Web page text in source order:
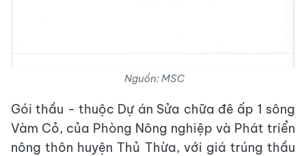
Nguồn: MSC
Gói thầu - thuộc Dự án Sửa chữa đê ấp 1 sông
Vàm Cỏ, của Phòng Nông nghiệp và Phát triển
nông thôn huyện Thủ Thừa, với giá trúng thầu